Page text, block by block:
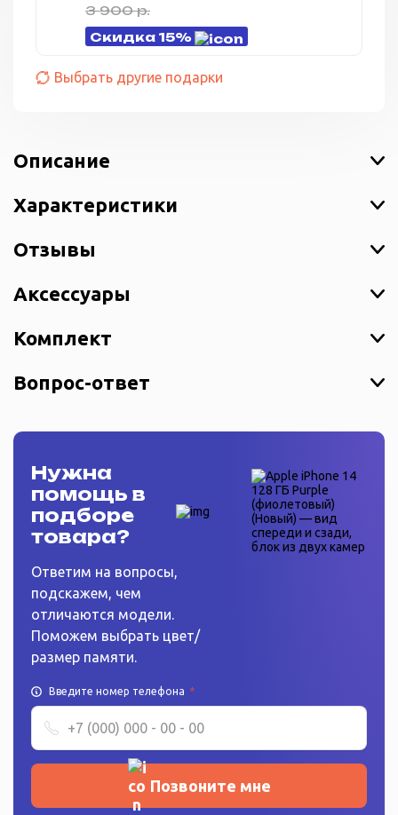
3 900 р.
Скидка 15%
Выбрать другие подарки
Описание
Характеристики
Отзывы
Аксессуары
Комплект
Вопрос-ответ
Нужна
помощь в
подборе
товара?
Ответим на вопросы,
подскажем, чем
отличаются модели.
Поможем выбрать цвет/
размер памяти.
Введите номер телефона *
Позвоните мне